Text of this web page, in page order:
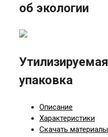
об экологии
Утилизируемая
упаковка
Описание
Характеристики
Скачать материалы